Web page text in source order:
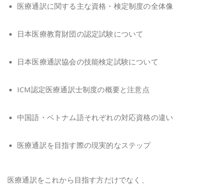
医療通訳に関する主な資格・検定制度の全体像
日本医療教育財団の認定試験について
日本医療通訳協会の技能検定試験について
ICM認定医療通訳士制度の概要と注意点
中国語・ベトナム語それぞれの対応資格の違い
医療通訳を目指す際の現実的なステップ
医療通訳をこれから目指す方だけでなく、